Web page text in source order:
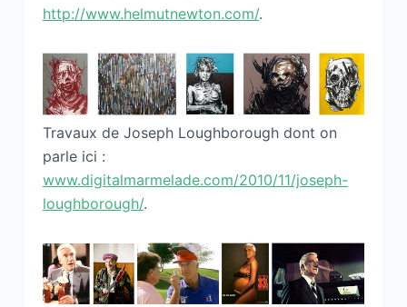
http://www.helmutnewton.com/.
Travaux de Joseph Loughborough dont on
parle ici :
www.digitalmarmelade.com/2010/11/joseph-
loughborough/.